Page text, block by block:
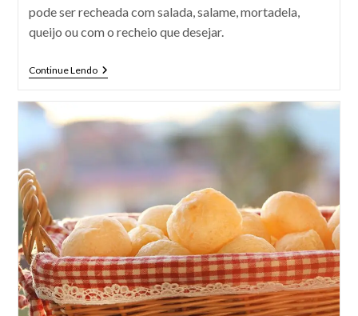
pode ser recheada com salada, salame, mortadela,
queijo ou com o recheio que desejar.
Continue LendoPiadina:
Pão